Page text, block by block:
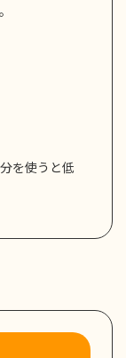
を使うと低